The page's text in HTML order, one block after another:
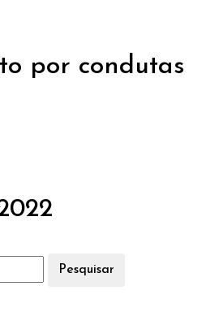
por condutas
Pesquisar